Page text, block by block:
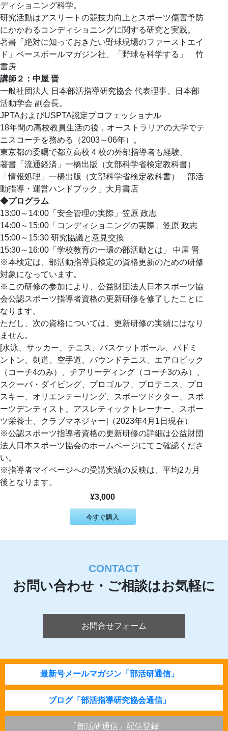
ディショニング科学。
研究活動はアスリートの競技力向上とスポーツ傷害予防
にかかわるコンディショニングに関する研究と実践。
著書「絶対に知っておきたい野球現場のファーストエイ
ド」ベースボールマガジン社、「野球を科学する」 竹
書房
講師２：中屋 晋
一般社団法人 日本部活指導研究協会 代表理事、日本部
活動学会 副会長。
JPTAおよびUSPTA認定プロフェッショナル
18年間の高校教員生活の後，オーストラリアの大学でテ
ニスコーチを務める（2003～06年）。
東京都の委嘱で都立高校 4 校の外部指導者も経験。
著書「流通経済」一橋出版（文部科学省検定教科書）
「情報処理」一橋出版（文部科学省検定教科書）「部活
動指導・運営ハンドブック」大月書店
◆プログラム
13:00～14:00「安全管理の実際」笠原 政志
14:00～15:00「コンディショニングの実際」笠原 政志
15:00～15:30 研究協議と意見交換
15:30～16:00「学校教育の一環の部活動とは」 中屋 晋
※本検定は、部活動指導員検定の資格更新のための研修
対象になっています。
※この研修の参加により、公益財団法人日本スポーツ協
会公認スポーツ指導者資格の更新研修を修了したことに
なります。
ただし、次の資格については、更新研修の実績にはなり
ません。
[水泳、サッカー、テニス、バスケットボール、バドミ
ントン、剣道、空手道、バウンドテニス、エアロビック
（コーチ4のみ）、チアリーディング（コーチ3のみ）、
スクーバ・ダイビング、プロゴルフ、プロテニス、プロ
スキー、オリエンテーリング、スポーツドクター、スポ
ーツデンティスト、アスレティックトレーナー、スポー
ツ栄養士、クラブマネジャー]（2023年4月1日現在）
※公認スポーツ指導者資格の更新研修の詳細は公益財団
法人日本スポーツ協会のホームページにてご確認くださ
い。
※指導者マイページへの受講実績の反映は、平均2カ月
後となります。
¥3,000
今すぐ購入
CONTACT
お問い合わせ・ご相談はお気軽に
お問合せフォーム
最新号メールマガジン「部活研通信」
ブログ「部活指導研究協会通信」
「部活研通信」配信登録